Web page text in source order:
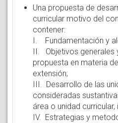
Una propuesta de
curricular motivo del
contener:
I. Fundamentación y
II. Objetivos
propuesta en materia
extensión;
III. Desarrollo de las
consideradas
área o unidad
IV. Estrategias y